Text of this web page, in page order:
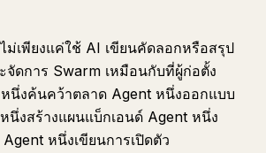
ม่เพียงแค่ใช้ AI เขียนคัดลอกหรือสรุป
จัดการ Swarm เหมือนกับที่ผู้ก่อตั้ง
นึ่งค้นคว้าตลาด Agent หนึ่งออกแบบ
งสร้างแผนแบ็กเอนด์ Agent หนึ่ง
หนึ่งเขียนการเปิดตัว